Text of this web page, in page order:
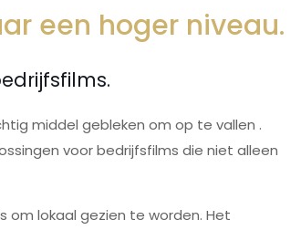
een hoger niveau.
middel gebleken om op te vallen .
voor bedrijfsfilms die niet alleen
om lokaal gezien te worden. Het